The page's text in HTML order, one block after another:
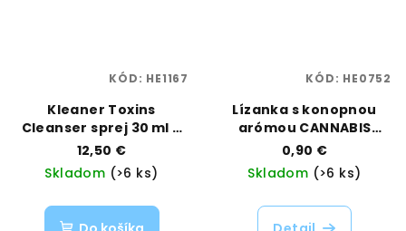
Kleaner Toxins
Cleanser sprej 30 ml –
ústna hygiena &
pokožka | Kleaner |
Vaporama
12,50 €
Skladom (>6 ks)
KÓD: HE1167
Lízanka s konopnou
arómou CANNABIS
LOLLIPOP | Euphoria |
Vaporama
0,90 €
Skladom (>6 ks)
KÓD: HE0752